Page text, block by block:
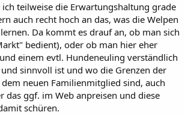
teilweise die Erwartungshaltung grade
auch recht hoch an das, was die Welpen
Da kommt es drauf an, ob man sich
bedient), oder ob man hier eher
einem evtl. Hundeneuling verständlich
sinnvoll ist und wo die Grenzen der
neuen Familienmitglied sind, auch
das ggf. im Web anpreisen und diese
schüren.